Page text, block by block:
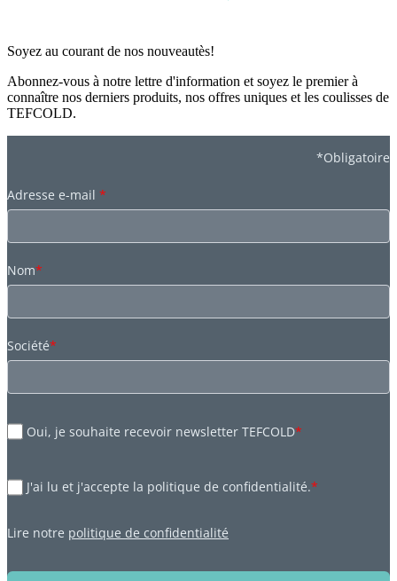
Soyez au courant de nos nouveautès!
Abonnez-vous à notre lettre d'information et soyez le premier à
connaître nos derniers produits, nos offres uniques et les coulisses de
TEFCOLD.
*Obligatoire
Adresse e-mail *
Nom*
Société*
Oui, je souhaite recevoir newsletter TEFCOLD*
J'ai lu et j'accepte la politique de confidentialité.*
Lire notre politique de confidentialité